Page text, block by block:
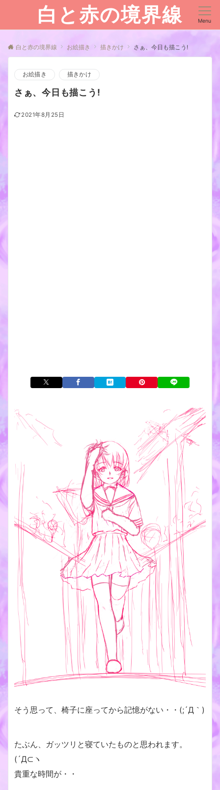
白と赤の境界線 Menu
白と赤の境界線 お絵描き 描きかけ さぁ、今日も描こう!
お絵描き 描きかけ
さぁ、今日も描こう!
2021年8月25日
そう思って、椅子に座ってから記憶がない・・(;´Д｀)
たぶん、ガッツリと寝ていたものと思われます。
(´Д⊂ヽ
貴重な時間が・・